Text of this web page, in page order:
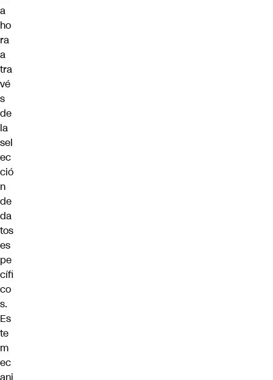
a
ho
ra
a
tra
vé
s
de
la
sel
ec
ció
n
de
da
tos
es
pe
cífi
co
s.
Es
te
m
ec
ani